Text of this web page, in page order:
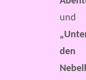
und
den